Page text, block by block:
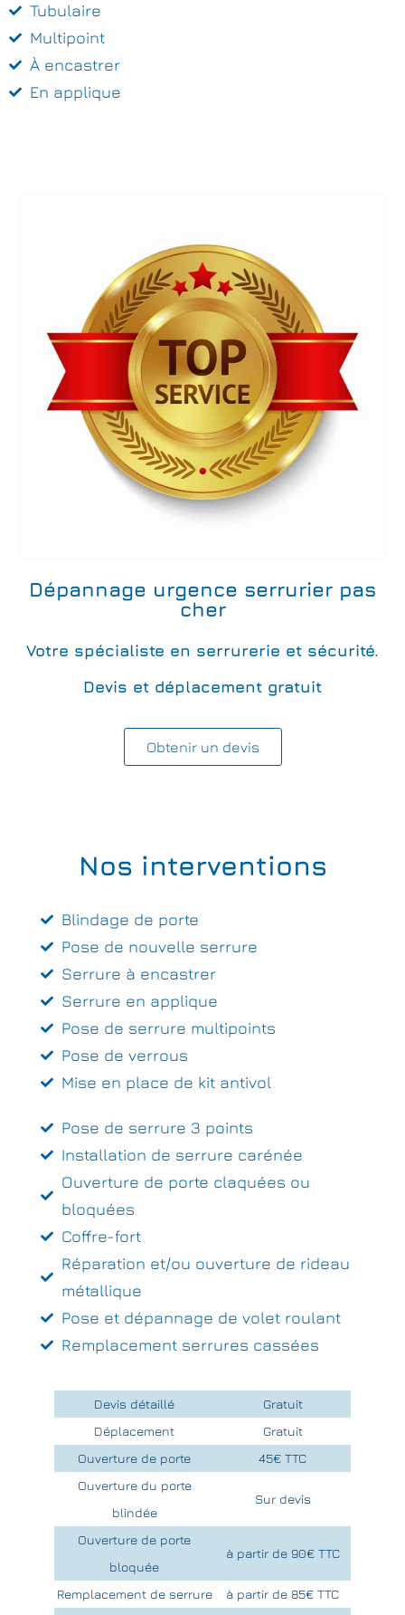
Tubulaire
Multipoint
À encastrer
En applique
Dépannage urgence serrurier pas
cher
Votre spécialiste en serrurerie et sécurité.
Devis et déplacement gratuit
Obtenir un devis
Nos interventions
Blindage de porte
Pose de nouvelle serrure
Serrure à encastrer
Serrure en applique
Pose de serrure multipoints
Pose de verrous
Mise en place de kit antivol
Pose de serrure 3 points
Installation de serrure carénée
Ouverture de porte claquées ou
bloquées
Coffre-fort
Réparation et/ou ouverture de rideau
métallique
Pose et dépannage de volet roulant
Remplacement serrures cassées
Devis détaillé
Gratuit
Déplacement
Gratuit
Ouverture de porte
45€ TTC
Ouverture du porte
blindée
Sur devis
Ouverture de porte
bloquée
à partir de 90€ TTC
Remplacement de serrure
à partir de 85€ TTC